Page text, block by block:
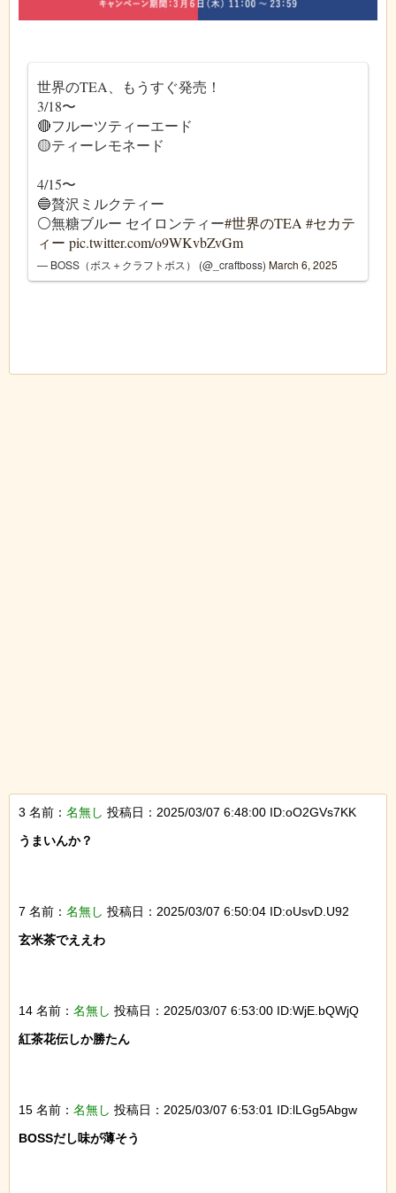
世界のTEA、もうすぐ発売！
3/18〜
🔴フルーツティーエード
🟡ティーレモネード
4/15〜
🔵贅沢ミルクティー
⚪️無糖ブルー セイロンティー#世界のTEA#セカテ
ィー pic.twitter.com/o9WKvbZvGm
— BOSS（ボス＋クラフトボス） (@_craftboss) March 6, 2025
3 名前： 名無し 投稿日：2025/03/07 6:48:00 ID:oO2GVs7KK
うまいんか？
7 名前： 名無し 投稿日：2025/03/07 6:50:04 ID:oUsvD.U92
玄米茶でええわ
14 名前： 名無し 投稿日：2025/03/07 6:53:00 ID:WjE.bQWjQ
紅茶花伝しか勝たん
15 名前： 名無し 投稿日：2025/03/07 6:53:01 ID:lLGg5Abgw
BOSSだし味が薄そう